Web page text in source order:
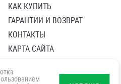
КАК КУПИТЬ
ГАРАНТИИ И ВОЗВРАТ
КОНТАКТЫ
КАРТА САЙТА
персональных данных
персональных данны